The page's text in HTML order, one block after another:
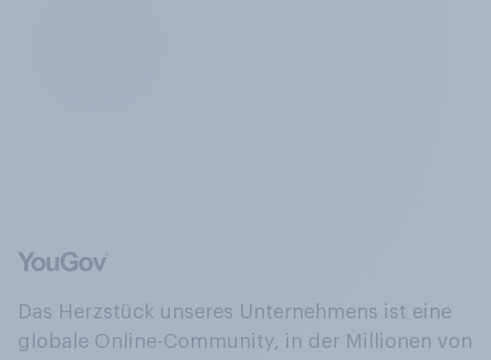
Das Herzstück unseres Unternehmens ist eine
globale Online-Community, in der Millionen von